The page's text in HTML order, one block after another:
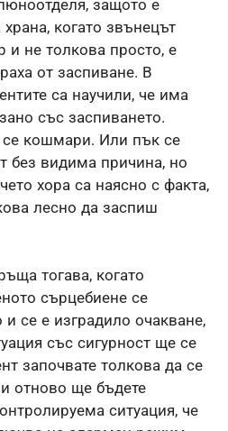
защото е
когато звънецът
и не толкова просто, е
от заспиване. В
са научили, че има
със заспиването.
кошмари. Или пък се
без видима причина, но
хора са наясно с факта,
лесно да заспиш
тогава, когато
сърцебиене се
и се е изградило очакване,
със сигурност ще се
започвате толкова да се
и отново ще бъдете
ситуация, че